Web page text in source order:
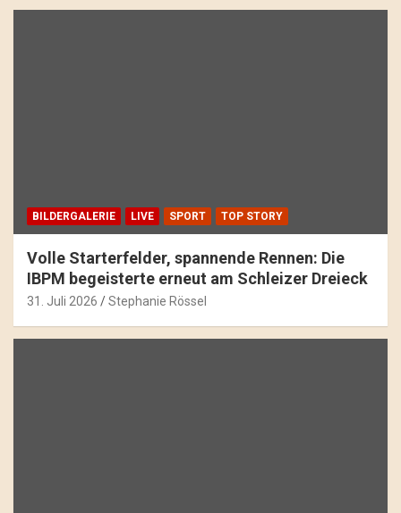
BILDERGALERIE LIVE SPORT TOP STORY
Volle Starterfelder, spannende Rennen: Die
IBPM begeisterte erneut am Schleizer Dreieck
31. Juli 2026 Stephanie Rössel